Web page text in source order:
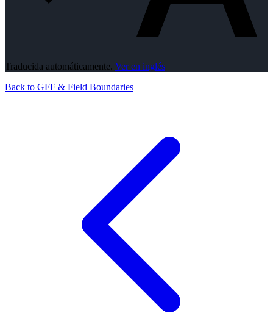
Traducida automáticamente. Ver en inglés
Back to GFF & Field Boundaries